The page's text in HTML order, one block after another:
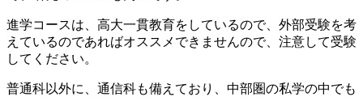
進学コースは、高大一貫教育をしているので、外部受験を考
えているのであればオススメできませんので、注意して受験
してください。
普通科以外に、通信科も備えており、中部圏の私学の中でも